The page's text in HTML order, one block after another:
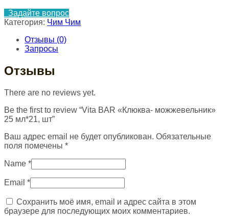
Задайте вопрос
Категория: Чим Чим
Отзывы (0)
Запросы
Отзывы
There are no reviews yet.
Be the first to review “Vita BAR «Клюква- можжевельник»
25 мл*21, шт”
Ваш адрес email не будет опубликован. Обязательные
поля помечены *
Name *
Email *
Сохранить моё имя, email и адрес сайта в этом
браузере для последующих моих комментариев.